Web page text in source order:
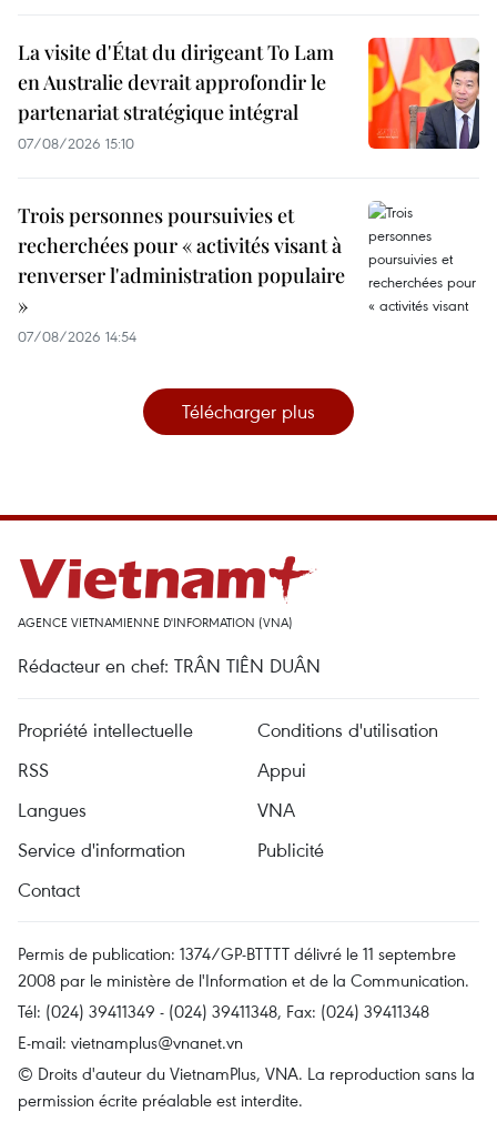
La visite d'État du dirigeant To Lam
en Australie devrait approfondir le
partenariat stratégique intégral
07/08/2026 15:10
Trois personnes poursuivies et
recherchées pour « activités visant à
renverser l'administration populaire
»
07/08/2026 14:54
Télécharger plus
AGENCE VIETNAMIENNE D'INFORMATION (VNA)
Rédacteur en chef: TRÂN TIÊN DUÂN
Propriété intellectuelle
Conditions d'utilisation
RSS
Appui
Langues
VNA
Service d'information
Publicité
Contact
Permis de publication: 1374/GP-BTTTT délivré le 11 septembre
2008 par le ministère de l'Information et de la Communication.
Tél: (024) 39411349 - (024) 39411348, Fax: (024) 39411348
E-mail: vietnamplus@vnanet.vn
© Droits d'auteur du VietnamPlus, VNA. La reproduction sans la
permission écrite préalable est interdite.